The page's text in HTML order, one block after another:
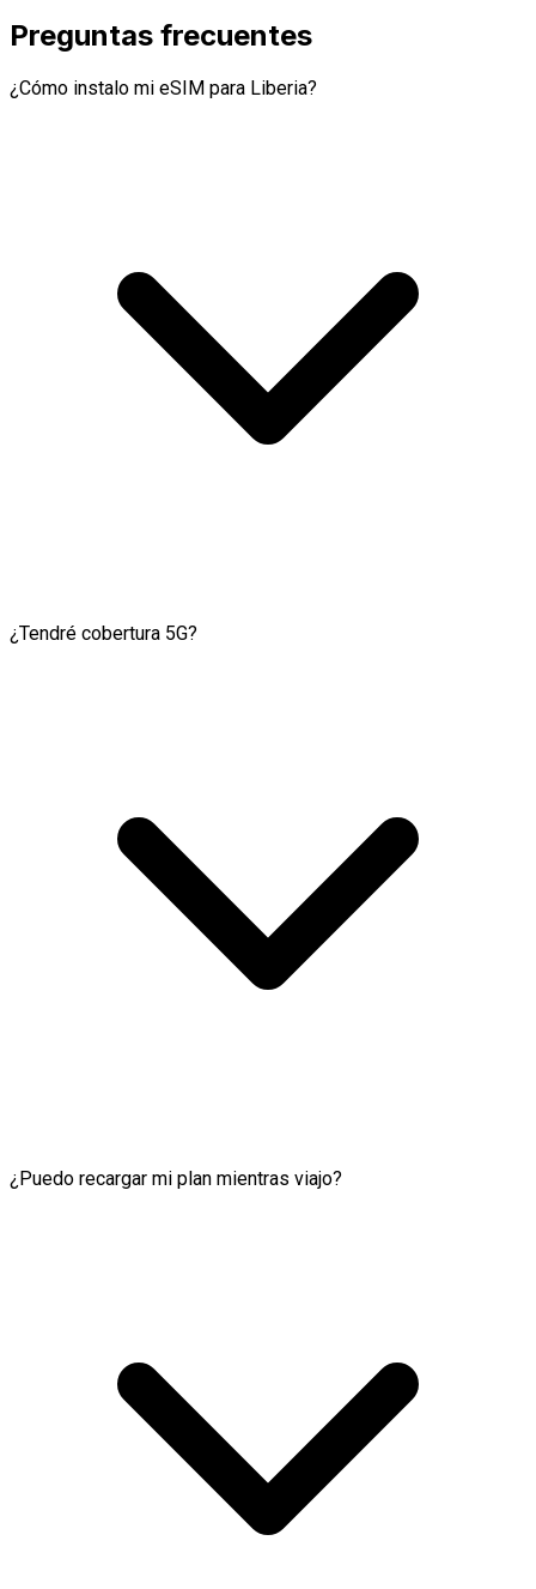
Preguntas frecuentes
¿Cómo instalo mi eSIM para Liberia?
¿Tendré cobertura 5G?
¿Puedo recargar mi plan mientras viajo?